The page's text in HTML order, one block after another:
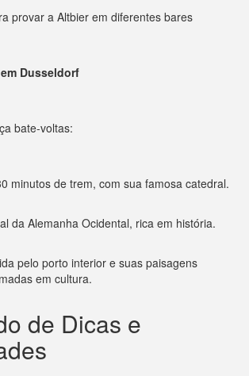
provar a Altbier em diferentes bares
Dusseldorf
bate-voltas:
minutos de trem, com sua famosa catedral.
da Alemanha Ocidental, rica em história.
pelo porto interior e suas paisagens
em cultura.
de Dicas e